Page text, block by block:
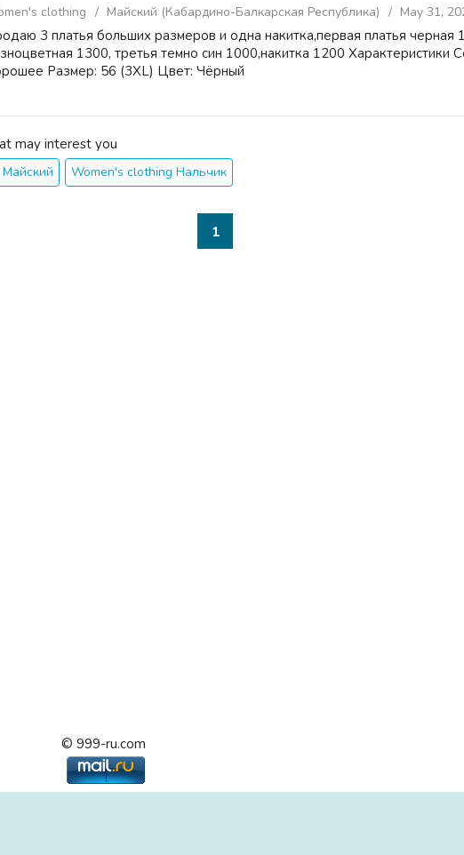
clothing Майский (Кабардино-Балкарская Республика) May 31,
3 платья больших размеров и одна накитка,первая платья черная
1300, третья темно син 1000,накитка 1200 Характеристики
Размер: 56 (3XL) Цвет: Чёрный
may interest you
Women's clothing Нальчик
1
© 999-ru.com